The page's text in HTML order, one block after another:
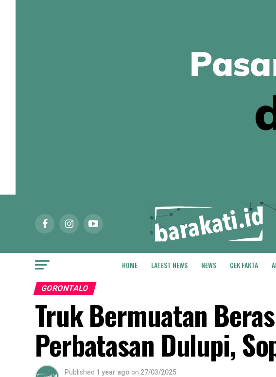
HOME LATEST NEWS NEWS CEK FAKTA
GORONTALO
Truk Bermuatan
Perbatasan Dulupi,
Published 1 year ago on 27/03/2025